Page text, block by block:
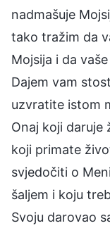
nadmašuje
tako tražim da
Mojsija i da
Dajem vam
uzvratite istom
Onaj koji daruje
koji primate
svjedočiti o
šaljem i koju
Svoju darovao